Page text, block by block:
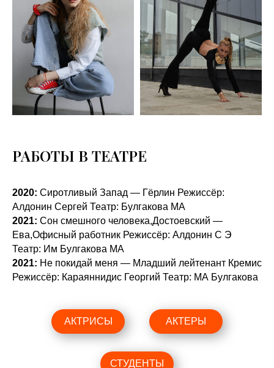
РАБОТЫ В ТЕАТРЕ
2020: Сиротливый Запад — Гёрлин Режиссёр:
Алдонин Сергей Театр: Булгакова МА
2021: Сон смешного человека,Достоевский —
Ева,Офисный работник Режиссёр: Алдонин С Э
Театр: Им Булгакова МА
2021: Не покидай меня — Младший лейтенант Кремис
Режиссёр: Караяннидис Георгий Театр: МА Булгакова
АКТЕРЫ
АКТРИСЫ
СТУДЕНТЫ